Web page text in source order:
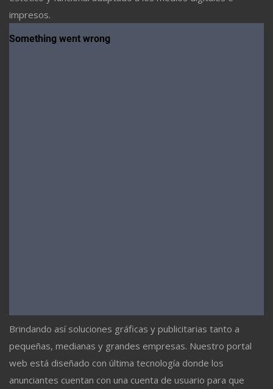
impresos.
Brindando así soluciones gráficas y publicitarias tanto a
pequeñas, medianas y grandes empresas. Nuestro portal
web está diseñado con última tecnología donde los
anunciantes cuentan con una cuenta de usuario para que